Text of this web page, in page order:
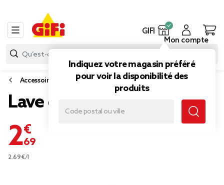
GIFI
Indiquez votre magasin préféré
pour voir la disponibilité des
produits
Mon compte
Accessoires voiture
Lave glace hiver/été
2,69 €
2.69€/l